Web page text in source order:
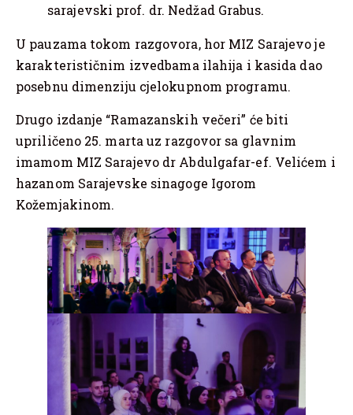
sarajevski prof. dr. Nedžad Grabus.
U pauzama tokom razgovora, hor MIZ Sarajevo je
karakterističnim izvedbama ilahija i kasida dao
posebnu dimenziju cjelokupnom programu.
Drugo izdanje “Ramazanskih večeri” će biti
upriličeno 25. marta uz razgovor sa glavnim
imamom MIZ Sarajevo dr Abdulgafar-ef. Velićem i
hazanom Sarajevske sinagoge Igorom
Kožemjakinom.